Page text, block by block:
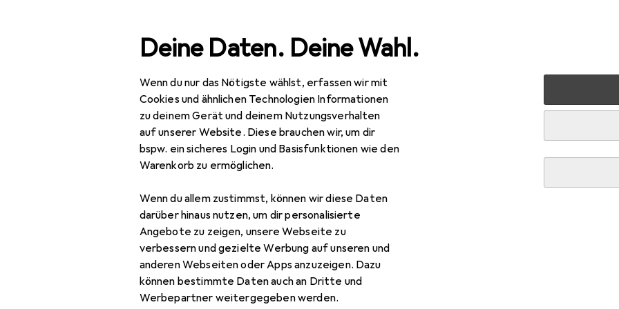
Deine Daten. Deine Wahl.
Wenn du nur das Nötigste wählst, erfassen wir mit
Cookies und ähnlichen Technologien Informationen
zu deinem Gerät und deinem Nutzungsverhalten
auf unserer Website. Diese brauchen wir, um dir
bspw. ein sicheres Login und Basisfunktionen wie den
Warenkorb zu ermöglichen.
Wenn du allem zustimmst, können wir diese Daten
darüber hinaus nutzen, um dir personalisierte
Angebote zu zeigen, unsere Webseite zu
verbessern und gezielte Werbung auf unseren und
anderen Webseiten oder Apps anzuzeigen. Dazu
können bestimmte Daten auch an Dritte und
Werbepartner weitergegeben werden.
Navigation nach Kategorien
IT + Multimedia Smartphones + Tablets Smartphone Zubehör